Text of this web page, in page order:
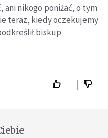
ani nikogo poniżać, o tym
teraz, kiedy oczekujemy
biskup